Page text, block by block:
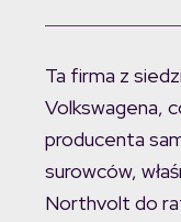
Ta firma z
Volkswagena,
producenta
surowców,
Northvolt do